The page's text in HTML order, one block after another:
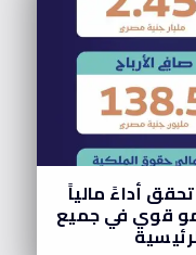
أداءً مالياً
عام 2025 مع نمو قوي في جميع